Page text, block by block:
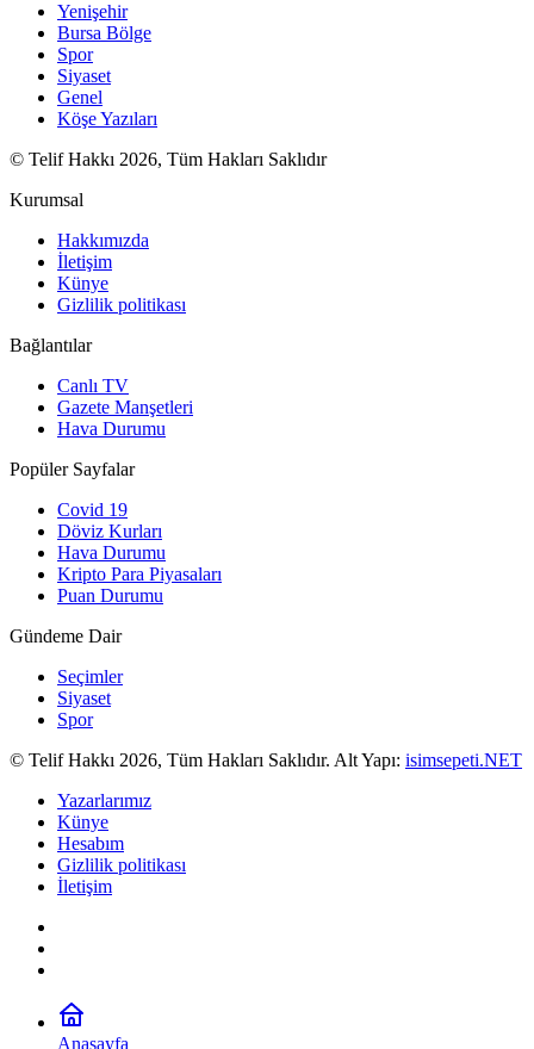
Yenişehir
Bursa Bölge
Spor
Siyaset
Genel
Köşe Yazıları
© Telif Hakkı 2026, Tüm Hakları Saklıdır
Kurumsal
Hakkımızda
İletişim
Künye
Gizlilik politikası
Bağlantılar
Canlı TV
Gazete Manşetleri
Hava Durumu
Popüler Sayfalar
Covid 19
Döviz Kurları
Hava Durumu
Kripto Para Piyasaları
Puan Durumu
Gündeme Dair
Seçimler
Siyaset
Spor
© Telif Hakkı 2026, Tüm Hakları Saklıdır. Alt Yapı: isimsepeti.NET
Yazarlarımız
Künye
Hesabım
Gizlilik politikası
İletişim
Anasayfa